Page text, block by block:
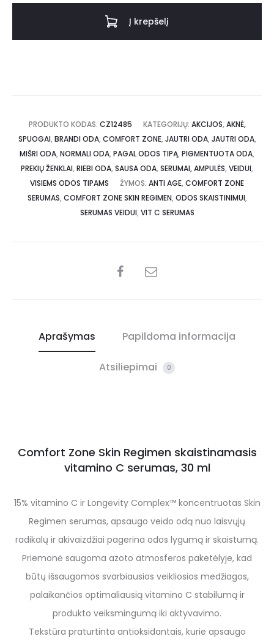
Į krepšelį
PRODUKTO KODAS: CZ12485 KATEGORIJŲ: AKCIJOS, AKNĖ,
SPUOGAI, BRANDI ODA, COMFORT ZONE, JAUTRI ODA, JAUTRI ODA,
MIŠRI ODA, NORMALI ODA, PAGAL ODOS TIPĄ, PIGMENTUOTA ODA,
PREKIŲ ŽENKLAI, RIEBI ODA, SAUSA ODA, SERUMAI, AMPULĖS, VEIDUI,
VISIEMS ODOS TIPAMS
ŽYMOS: ANTI AGE, COMFORT ZONE
SERUMAS, COMFORT ZONE SKIN REGIMEN, ODOS SKAISTINIMUI,
SERUMAS VEIDUI, VIT C SERUMAS
Aprašymas Papildoma informacija
Atsiliepimai 0
Comfort Zone Skin Regimen skaistinamasis
vitamino C serumas, 30 ml
15% vitamino C ir Longevity Complex™ koncentruotas Skin
Regimen serumas, apsaugo veido odą nuo laisvųjų
radikalų ir akivaizdžiai pagerina odos lygumą ir skaistumą.
Priemonė saugoma azoto atmosferos paketėlyje, kad
būtų išsaugomos svarbiausios veikliosios medžiagos,
palaikančios optimaliausią vitamino C stabilumą ir
produkto veiksmingumą iki aktyvavimo.
Tekstūra praturtinta antioksidantais, kurie apsaugo